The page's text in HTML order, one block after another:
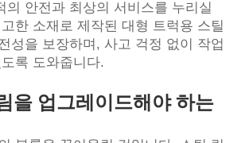
의 안전과 최상의 서비스를 누리실
한 소재로 제작된 대형 트럭용 스틸
성을 보장하며, 사고 걱정 없이 작업
록 도와줍니다.
을 업그레이드해야 하는